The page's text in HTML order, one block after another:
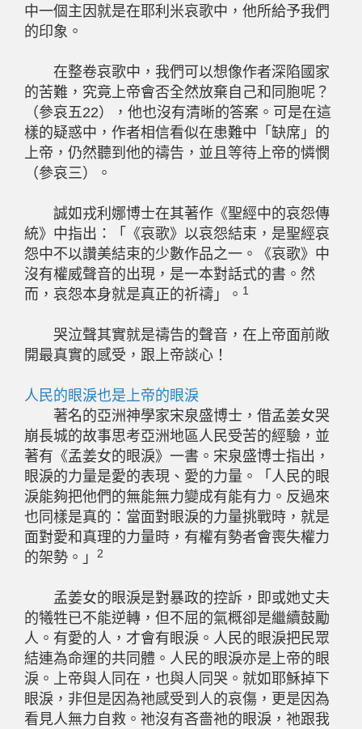
中一個主因就是在耶利米哀歌中，他所給予我們
的印象。
在整卷哀歌中，我們可以想像作者深陷國家
的苦難，究竟上帝會否全然放棄自己和同胞呢？
（參哀五22），他也沒有清晰的答案。可是在這
樣的疑惑中，作者相信看似在患難中「缺席」的
上帝，仍然聽到他的禱告，並且等待上帝的憐憫
（參哀三）。
誠如戎利娜博士在其著作《聖經中的哀怨傳
統》中指出：「《哀歌》以哀怨結束，是聖經哀
怨中不以讚美結束的少數作品之一。《哀歌》中
沒有權威聲音的出現，是一本對話式的書。然
而，哀怨本身就是真正的祈禱」。 1
哭泣聲其實就是禱告的聲音，在上帝面前敞
開最真實的感受，跟上帝談心！
人民的眼淚也是上帝的眼淚
著名的亞洲神學家宋泉盛博士，借孟姜女哭
崩長城的故事思考亞洲地區人民受苦的經驗，並
著有《孟姜女的眼淚》一書。宋泉盛博士指出，
眼淚的力量是愛的表現、愛的力量。「人民的眼
淚能夠把他們的無能無力變成有能有力。反過來
也同樣是真的：當面對眼淚的力量挑戰時，就是
面對愛和真理的力量時，有權有勢者會喪失權力
的架勢。」
2
孟姜女的眼淚是對暴政的控訴，即或她丈夫
的犧牲已不能逆轉，但不屈的氣概卻是繼續鼓勵
人。有愛的人，才會有眼淚。人民的眼淚把民眾
結連為命運的共同體。人民的眼淚亦是上帝的眼
淚。上帝與人同在，也與人同哭。就如耶穌掉下
眼淚，非但是因為祂感受到人的哀傷，更是因為
看見人無力自救。祂沒有吝嗇祂的眼淚，祂跟我